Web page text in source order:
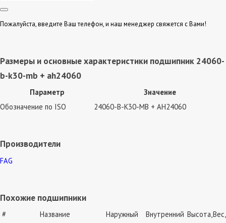
Пожалуйста, введите Ваш телефон, и наш менеджер свяжется с Вами!
Размеры и основные характеристики подшипник 24060-
b-k30-mb + ah24060
Параметр
Значение
Обозначение по ISO
24060-B-K30-MB + AH24060
Производители
FAG
Похожие подшипники
# Название
Наружный
Внутренний Высота,Вес,